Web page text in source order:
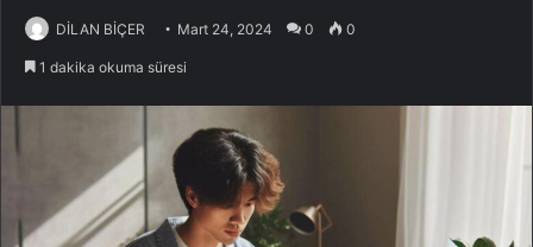
DİLAN BİÇER Mart 24, 2024 0 0
1 dakika okuma süresi